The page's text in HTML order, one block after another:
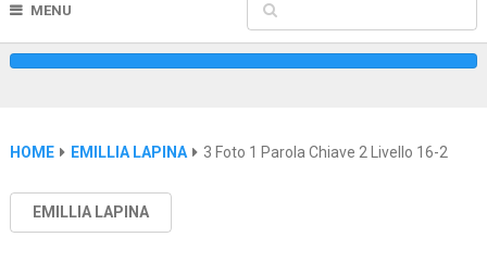
MENU
HOME EMILLIA LAPINA 3 Foto 1 Parola Chiave 2 Livello 16-2
EMILLIA LAPINA